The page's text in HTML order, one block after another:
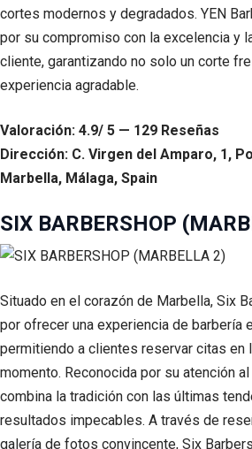
cortes modernos y degradados. YEN
por su compromiso con la excelencia y
cliente, garantizando no solo un corte
experiencia agradable.
Valoración: 4.9/ 5 — 129 Reseñas
Dirección: C. Virgen del Amparo, 1,
Marbella, Málaga, Spain
SIX BARBERSHOP
Situado en el corazón de Marbella, Six
por ofrecer una experiencia de barbería
permitiendo a clientes reservar citas en
momento. Reconocida por su atención
combina la tradición con las últimas
resultados impecables. A través de
galería de fotos convincente, Six